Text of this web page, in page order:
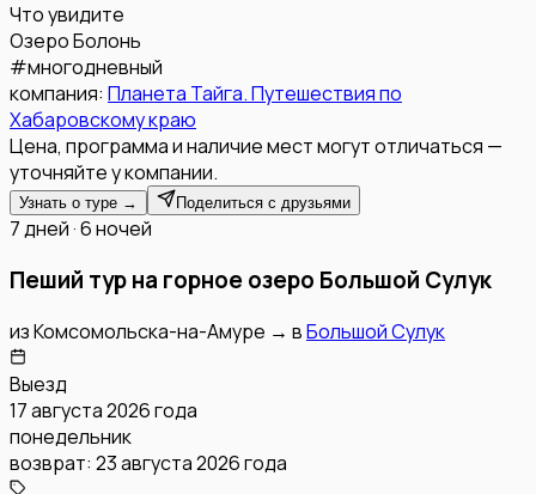
Что увидите
Озеро Болонь
#многодневный
компания: Планета Тайга. Путешествия по
Хабаровскому краю
Цена, программа и наличие мест могут отличаться —
уточняйте у компании.
Узнать о туре → Поделиться с друзьями
7 дней · 6 ночей
Пеший тур на горное озеро Большой Сулук
изКомсомольска-на-Амуре → вБольшой Сулук
Выезд
17 августа 2026 года
понедельник
возврат: 23 августа 2026 года